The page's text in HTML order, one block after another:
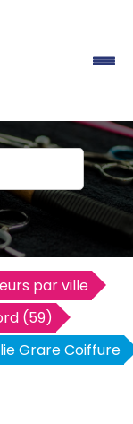
par ville
(59)
Grare Coiffure